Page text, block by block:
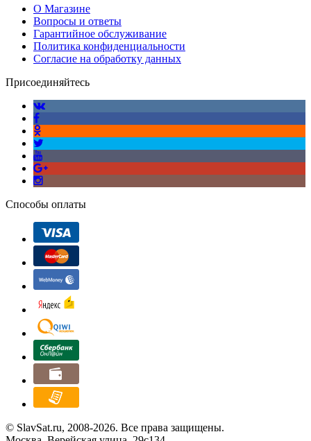
О Магазине
Вопросы и ответы
Гарантийное обслуживание
Политика конфиденциальности
Согласие на обработку данных
Присоединяйтесь
Способы оплаты
© SlavSat.ru, 2008-2026. Все права защищены.